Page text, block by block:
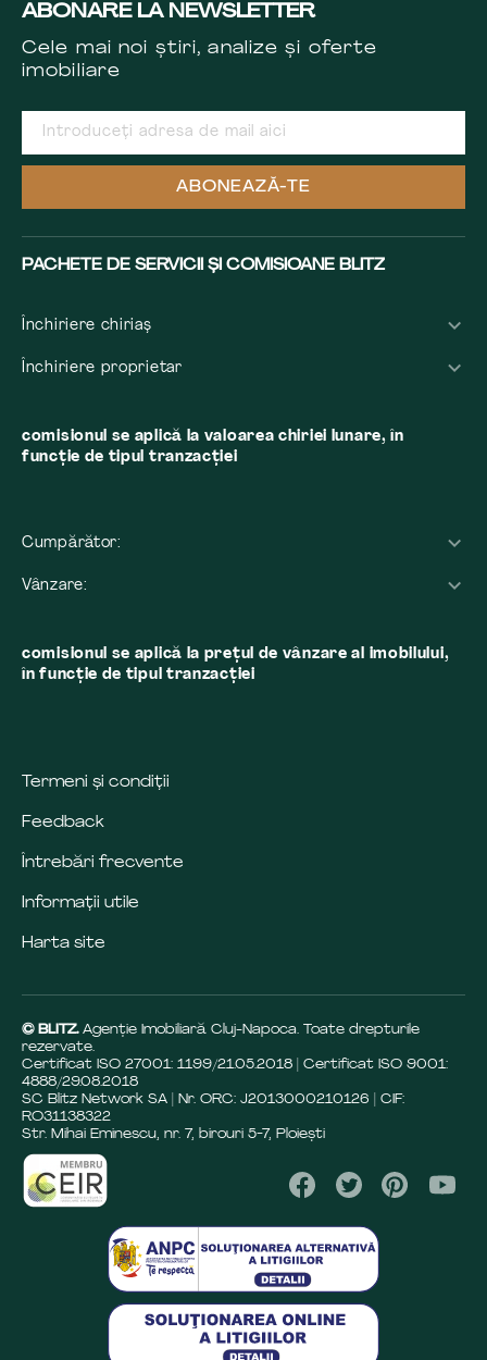
ABONARE LA NEWSLETTER
Cele mai noi știri, analize și oferte
imobiliare
ABONEAZĂ-TE
PACHETE DE SERVICII ȘI COMISIOANE BLITZ
Închiriere chiriaș
Închiriere proprietar
comisionul se aplică la valoarea chiriei lunare, în
funcție de tipul tranzacției
Cumpărător:
Vânzare:
comisionul se aplică la preţul de vânzare al imobilului,
în funcţie de tipul tranzacţiei
Termeni și condiții
Feedback
Întrebări frecvente
Informații utile
Harta site
© BLITZ. Agenție Imobiliară Cluj-Napoca. Toate drepturile
rezervate.
Certificat ISO 27001: 1199/21.05.2018 | Certificat ISO 9001:
4888/29.08.2018
SC Blitz Network SA | Nr. ORC: J2013000210126 | CIF:
RO31138322
Str. Mihai Eminescu, nr. 7, birouri 5-7, Ploiești